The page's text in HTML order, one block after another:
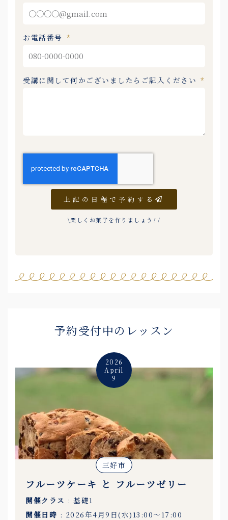
お電話番号
受講に関して何かございましたらご記入ください
上記の日程で予約する
\楽しくお菓子を作りましょう !/
予約受付中のレッスン
2026
April
9
三好市
フルーツケーキ と フルーツゼリー
開催クラス : 基礎1
開催日時 : 2026年4月9日(水)13:00〜17:00